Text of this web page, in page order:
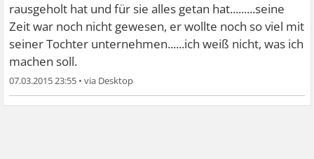
rausgeholt hat und für sie alles getan hat.........seine
Zeit war noch nicht gewesen, er wollte noch so viel mit
seiner Tochter unternehmen......ich weiß nicht, was ich
machen soll.
07.03.2015 23:55 •